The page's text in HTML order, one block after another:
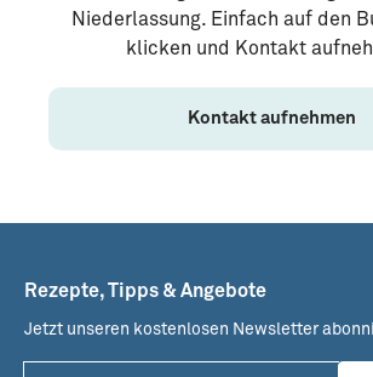
Niederlassung. Einfach auf den
klicken und Kontakt
Kontakt aufnehmen
Rezepte, Tipps & Angebote
Jetzt unseren kostenlosen Newsletter